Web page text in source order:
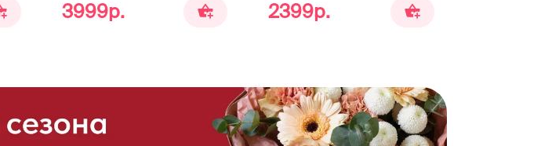
3999р. 2399р.